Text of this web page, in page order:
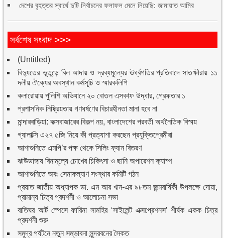
দেশের বৃহত্তর স্বার্থে দুটি নির্বাচনের ফলাফল মেনে নিয়েছি: জামায়াত আমির
সর্বশেষ সংবাদ >>>
(Untitled)
বিদ্যুতের ভূতুড়ে বিল আদায় ও দ্রব্যমূল্যের ঊর্ধ্বগতির প্রতিবাদে সাতক্ষীরায় ১১
দলীয় ঐক্যের অবস্থান কর্মসূচি ও স্মারকলিপি
কলারোয়ায় পুলিশি অভিযানে ২০ বোতল এসকাফ উদ্ধার, গ্রেফতার ১
প্রশাসনিক নিষ্ক্রিয়তায় গণধর্ষণের বিচারহীনতা মানা হবে না
মান্দারবাড়িয়া: কক্সবাজারের বিকল্প নয়, বাংলাদেশের পরবর্তী অর্থনৈতিক বিস্ময়
গ্যালাক্সি এ২৭ ৫জি নিয়ে কী প্রত্যাশা করছেন প্রযুক্তিপ্রেমীরা
আশাশুনিতে এমপি’র পক্ষ থেকে সিলিং ফ্যান বিতরণ
ঝাউডাঙ্গায় বিনামূল্যে চোখের চিকিৎসা ও ছানি অপারেশন ক্যাম্প
আশাশুনিতে অবঃ সেনাকল্যাণ সংস্থার কমিটি গঠন
প্রয়াত জাতীয় অধ্যাপক ডা. এম আর খান-এর ৯৮তম জন্মবার্ষিকী উপলক্ষে দোয়া,
প্রামান্য চিত্র প্রদর্শনী ও আলোচনা সভা
বাতিঘর আর্ট স্পেসে ফারিনা সামহির ‘সাইলেন্ট এক্সপ্রেশনস’ শীর্ষক একক চিত্র
প্রদর্শনী শুরু
সমুদ্র পর্যটনে নতুন সম্ভাবনা সুন্দরবনের সৈকত